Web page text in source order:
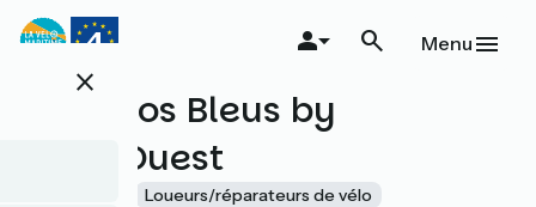
Aller
au
principalclose
Menu
Les Vélos Bleus by
Véloc'Ouest
Loueurs/réparateurs de vélo